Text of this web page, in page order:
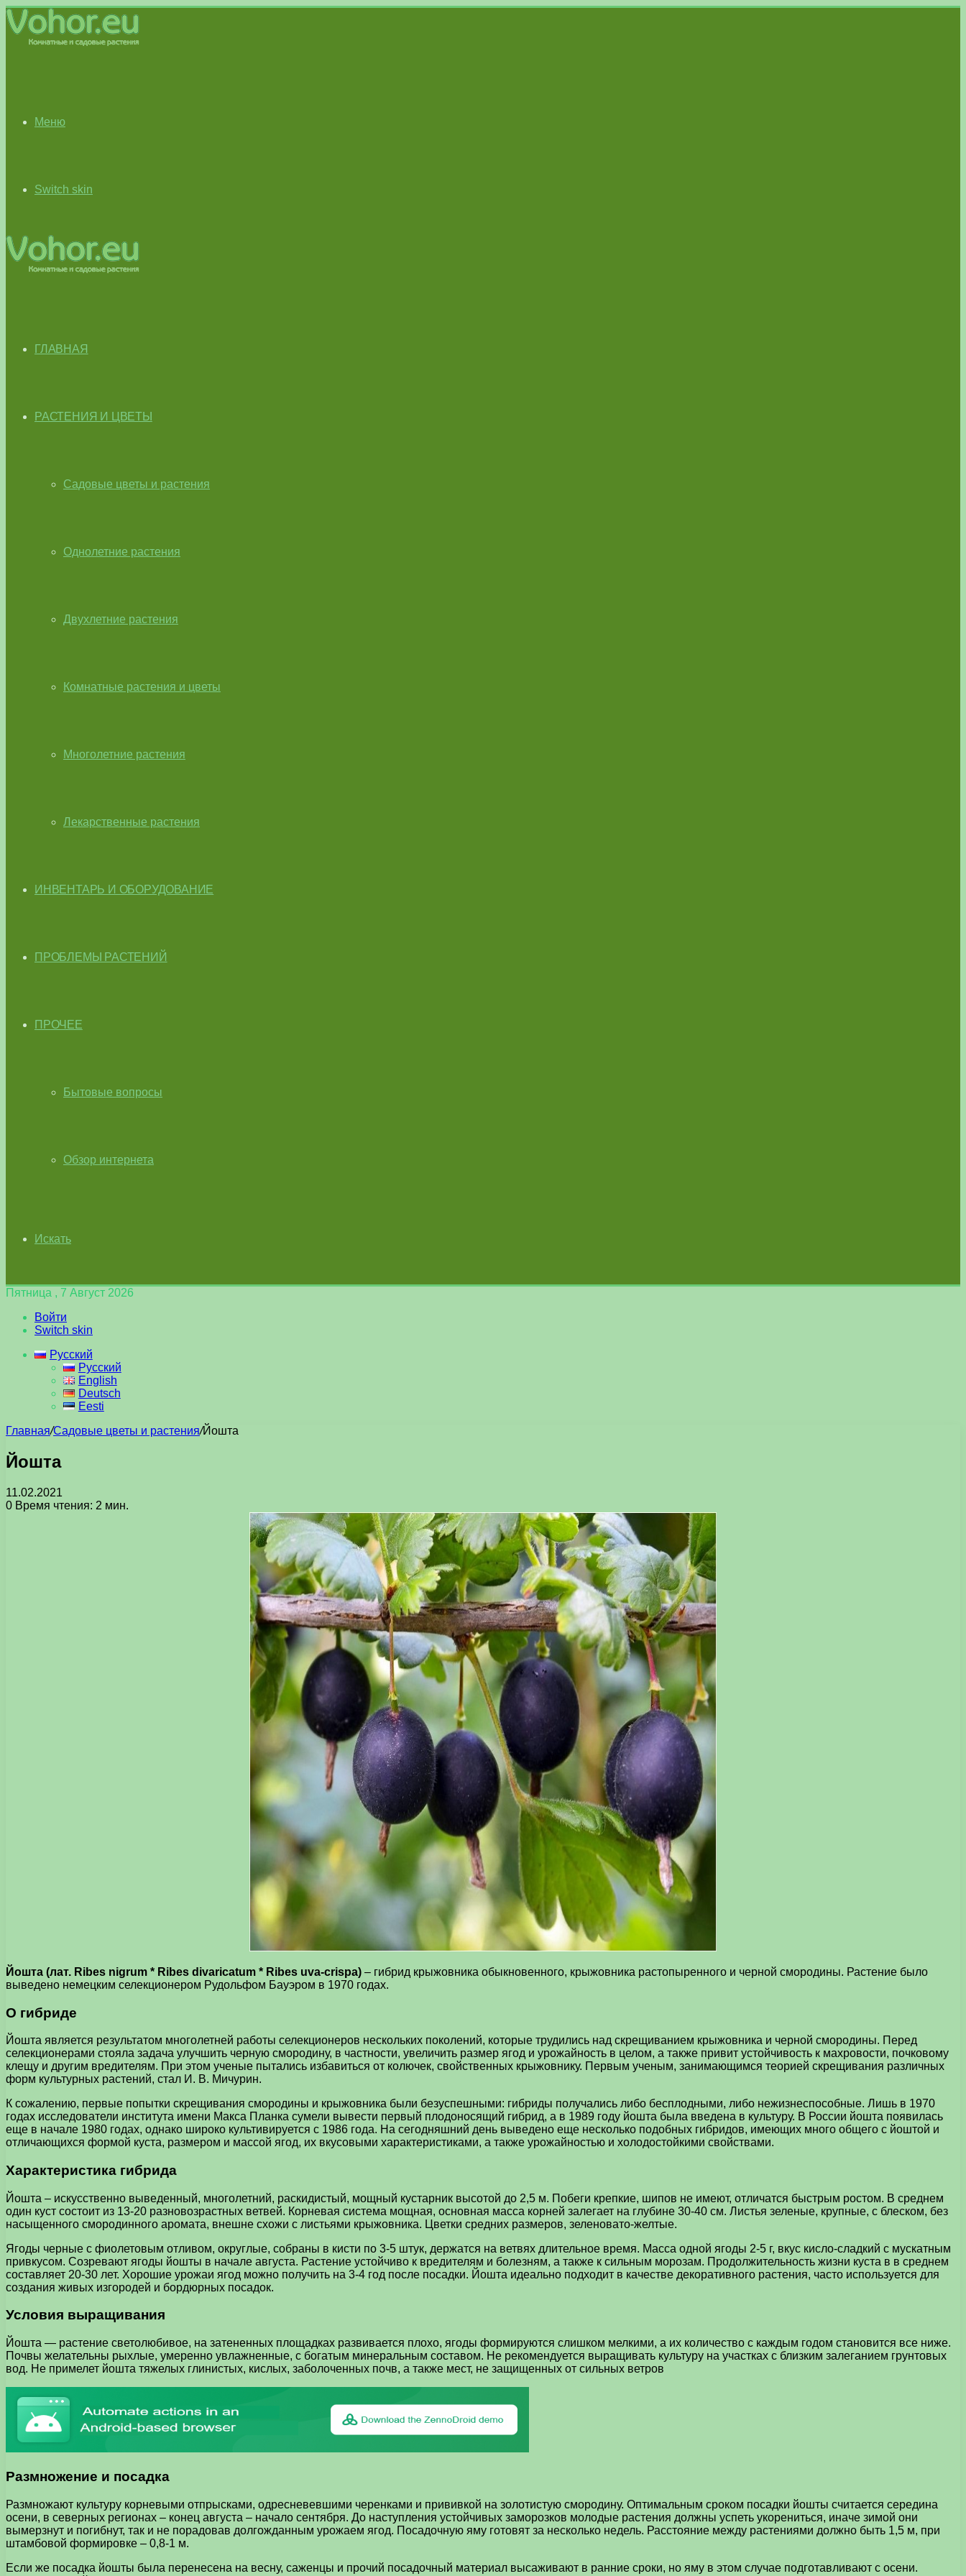
Меню
Switch skin
ГЛАВНАЯ
РАСТЕНИЯ И ЦВЕТЫ
Садовые цветы и растения
Однолетние растения
Двухлетние растения
Комнатные растения и цветы
Многолетние растения
Лекарственные растения
ИНВЕНТАРЬ И ОБОРУДОВАНИЕ
ПРОБЛЕМЫ РАСТЕНИЙ
ПРОЧЕЕ
Бытовые вопросы
Обзор интернета
Искать
Пятница , 7 Август 2026
Войти
Switch skin
Русский
Русский
English
Deutsch
Eesti
Главная/Садовые цветы и растения/Йошта
Йошта
11.02.2021
0 Время чтения: 2 мин.
Йошта (лат. Ribes nigrum * Ribes divaricatum * Ribes uva-crispa) – гибрид крыжовника обыкновенного, крыжовника растопыренного и черной смородины. Растение было
выведено немецким селекционером Рудольфом Бауэром в 1970 годах.
О гибриде
Йошта является результатом многолетней работы селекционеров нескольких поколений, которые трудились над скрещиванием крыжовника и черной смородины. Перед
селекционерами стояла задача улучшить черную смородину, в частности, увеличить размер ягод и урожайность в целом, а также привит устойчивость к махровости, почковому
клещу и другим вредителям. При этом ученые пытались избавиться от колючек, свойственных крыжовнику. Первым ученым, занимающимся теорией скрещивания различных
форм культурных растений, стал И. В. Мичурин.
К сожалению, первые попытки скрещивания смородины и крыжовника были безуспешными: гибриды получались либо бесплодными, либо нежизнеспособные. Лишь в 1970
годах исследователи института имени Макса Планка сумели вывести первый плодоносящий гибрид, а в 1989 году йошта была введена в культуру. В России йошта появилась
еще в начале 1980 годах, однако широко культивируется с 1986 года. На сегодняшний день выведено еще несколько подобных гибридов, имеющих много общего с йоштой и
отличающихся формой куста, размером и массой ягод, их вкусовыми характеристиками, а также урожайностью и холодостойкими свойствами.
Характеристика гибрида
Йошта – искусственно выведенный, многолетний, раскидистый, мощный кустарник высотой до 2,5 м. Побеги крепкие, шипов не имеют, отличатся быстрым ростом. В среднем
один куст состоит из 13-20 разновозрастных ветвей. Корневая система мощная, основная масса корней залегает на глубине 30-40 см. Листья зеленые, крупные, с блеском, без
насыщенного смородинного аромата, внешне схожи с листьями крыжовника. Цветки средних размеров, зеленовато-желтые.
Ягоды черные с фиолетовым отливом, округлые, собраны в кисти по 3-5 штук, держатся на ветвях длительное время. Масса одной ягоды 2-5 г, вкус кисло-сладкий с мускатным
привкусом. Созревают ягоды йошты в начале августа. Растение устойчиво к вредителям и болезням, а также к сильным морозам. Продолжительность жизни куста в в среднем
составляет 20-30 лет. Хорошие урожаи ягод можно получить на 3-4 год после посадки. Йошта идеально подходит в качестве декоративного растения, часто используется для
создания живых изгородей и бордюрных посадок.
Условия выращивания
Йошта — растение светолюбивое, на затененных площадках развивается плохо, ягоды формируются слишком мелкими, а их количество с каждым годом становится все ниже.
Почвы желательны рыхлые, умеренно увлажненные, с богатым минеральным составом. Не рекомендуется выращивать культуру на участках с близким залеганием грунтовых
вод. Не примелет йошта тяжелых глинистых, кислых, заболоченных почв, а также мест, не защищенных от сильных ветров
Размножение и посадка
Размножают культуру корневыми отпрысками, одресневевшими черенками и прививкой на золотистую смородину. Оптимальным сроком посадки йошты считается середина
осени, в северных регионах – конец августа – начало сентября. До наступления устойчивых заморозков молодые растения должны успеть укорениться, иначе зимой они
вымерзнут и погибнут, так и не порадовав долгожданным урожаем ягод. Посадочную яму готовят за несколько недель. Расстояние между растениями должно быть 1,5 м, при
штамбовой формировке – 0,8-1 м.
Если же посадка йошты была перенесена на весну, саженцы и прочий посадочный материал высаживают в ранние сроки, но яму в этом случае подготавливают с осени.